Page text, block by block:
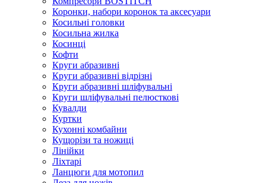
Коронки, набори коронок та аксесуари
Косильні головки
Косильна жилка
Косинці
Кофти
Круги абразивні
Круги абразивні відрізні
Круги абразивні шліфувальні
Круги шліфувальні пелюсткові
Кувалди
Куртки
Кухонні комбайни
Кущорізи та ножиці
Лінійки
Ліхтарі
Ланцюги для мотопил